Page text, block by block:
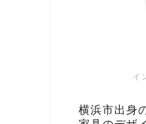
イ
横浜市出身